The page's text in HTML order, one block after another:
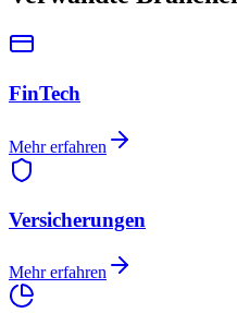
FinTech
Mehr erfahren
Versicherungen
Mehr erfahren